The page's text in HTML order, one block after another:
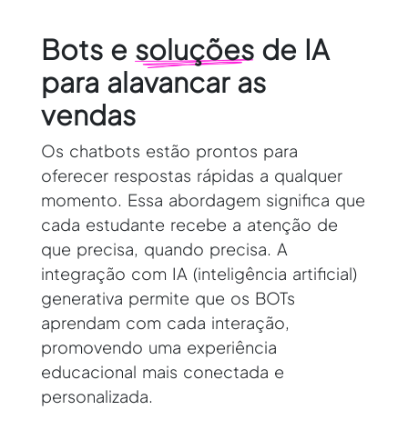
Bots e soluçõesde IA
para alavancar as
vendas
Os chatbots estão prontos para
oferecer respostas rápidas a qualquer
momento. Essa abordagem significa que
cada estudante recebe a atenção de
que precisa, quando precisa. A
integração com IA (inteligência artificial)
generativa permite que os BOTs
aprendam com cada interação,
promovendo uma experiência
educacional mais conectada e
personalizada.